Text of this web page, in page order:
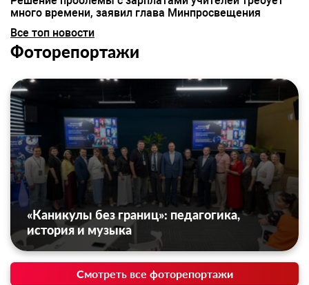
много времени, заявил глава Минпросвещения
Все топ новости
Фоторепортажи
«Каникулы без границ»: педагогика,
история и музыка
Смотреть все фоторепортажи